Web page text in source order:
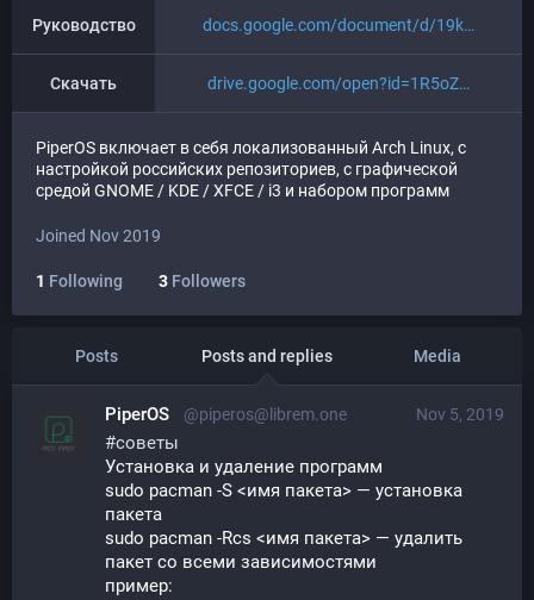
Руководство docs.google.com/document/d/19k
Скачать drive.google.com/open?id=1R5oZ
PiperOS включает в себя локализованный Arch Linux, с
настройкой российских репозиториев, с графической
средой GNOME / KDE / XFCE / i3 и набором программ
Joined Nov 2019
1 Following 3 Followers
Posts Posts and replies Media
Nov 5, 2019
PiperOS @piperos@librem.one
#советы
Установка и удаление программ
sudo pacman -S <имя пакета> — установка
пакета
sudo pacman -Rcs <имя пакета> — удалить
пакет со всеми зависимостями
пример: